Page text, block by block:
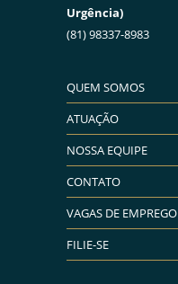
Urgência)
(81) 98337-8983
QUEM SOMOS
ATUAÇÃO
NOSSA EQUIPE
CONTATO
VAGAS DE EMPREGO
FILIE-SE